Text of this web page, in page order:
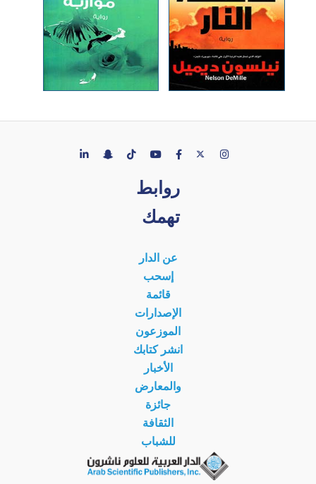
روابط
تهمك
عن الدار
إسحب
قائمة
الإصدارات
الموزعون
انشر كتابك
الأخبار
والمعارض
جائزة
الثقافة
للشباب